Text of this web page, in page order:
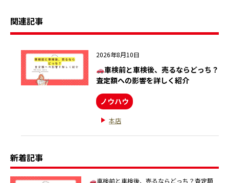
関連記事
2026年8月10日
車検前と車検後、売るならどっち？
査定額への影響を詳しく紹介
ノウハウ
本店
新着記事
車検前と車検後、売るならどっち？査定額